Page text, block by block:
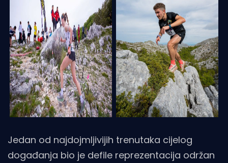
Jedan od najdojmljivijih trenutaka cijelog
događanja bio je defile reprezentacija održan